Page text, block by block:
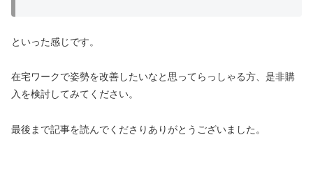
といった感じです。
在宅ワークで姿勢を改善したいなと思ってらっしゃる方、是非購
入を検討してみてください。
最後まで記事を読んでくださりありがとうございました。